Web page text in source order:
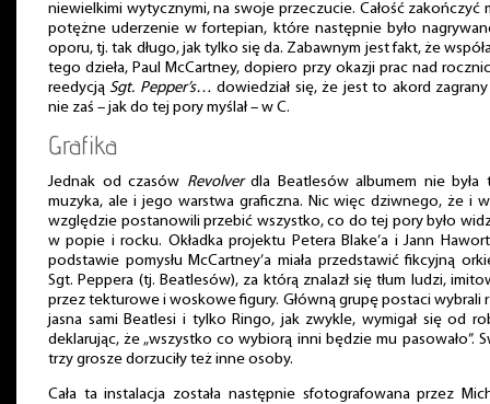
niewielkimi wytycznymi, na swoje przeczucie. Całość zakończyć
potężne uderzenie w fortepian, które następnie było
oporu, tj. tak długo, jak tylko się da. Zabawnym jest fakt, że
tego dzieła, Paul McCartney, dopiero przy okazji prac nad
reedycją Sgt. Pepper’s… dowiedział się, że jest to akord zagrany
nie zaś – jak do tej pory myślał – w C.
Grafika
Jednak od czasów Revolverdla Beatlesów albumem nie była
muzyka, ale i jego warstwa graficzna. Nic więc dziwnego, że i
względzie postanowili przebić wszystko, co do tej pory było
w popie i rocku. Okładka projektu Petera Blake’a i Jann
podstawie pomysłu McCartney’a miała przedstawić fikcyjną
Sgt. Peppera (tj. Beatlesów), za którą znalazł się tłum ludzi,
przez tekturowe i woskowe figury. Główną grupę postaci wybrali
jasna sami Beatlesi i tylko Ringo, jak zwykle, wymigał się od
deklarując, że „wszystko co wybiorą inni będzie mu pasowało”.
trzy grosze dorzuciły też inne osoby.
Cała ta instalacja została następnie sfotografowana przez